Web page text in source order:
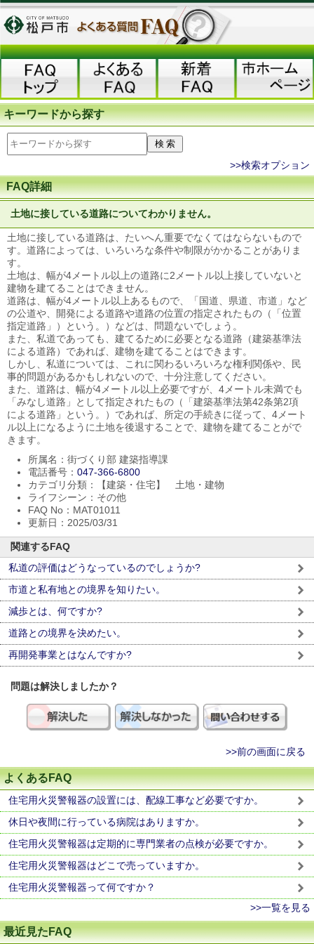
キーワードから探す
>>検索オプション
FAQ詳細
土地に接している道路についてわかりません。
土地に接している道路は、たいへん重要でなくてはならないもので
す。道路によっては、いろいろな条件や制限がかかることがありま
す。
土地は、幅が4メートル以上の道路に2メートル以上接していないと
建物を建てることはできません。
道路は、幅が4メートル以上あるもので、「国道、県道、市道」など
の公道や、開発による道路や道路の位置の指定されたもの（「位置
指定道路」）という。）などは、問題ないでしょう。
また、私道であっても、建てるために必要となる道路（建築基準法
による道路）であれば、建物を建てることはできます。
しかし、私道については、これに関わるいろいろな権利関係や、民
事的問題があるかもしれないので、十分注意してください。
また、道路は、幅が4メートル以上必要ですが、4メートル未満でも
「みなし道路」として指定されたもの（「建築基準法第42条第2項
による道路」という。）であれば、所定の手続きに従って、4メート
ル以上になるように土地を後退することで、建物を建てることがで
きます。
所属名：街づくり部 建築指導課
電話番号： 047-366-6800
カテゴリ分類：【建築・住宅】 土地・建物
ライフシーン：その他
FAQ No：MAT01011
更新日：2025/03/31
関連するFAQ
私道の評価はどうなっているのでしょうか?
市道と私有地との境界を知りたい。
減歩とは、何ですか?
道路との境界を決めたい。
再開発事業とはなんですか?
問題は解決しましたか？
>>前の画面に戻る
よくあるFAQ
住宅用火災警報器の設置には、配線工事など必要ですか。
休日や夜間に行っている病院はありますか。
住宅用火災警報器は定期的に専門業者の点検が必要ですか。
住宅用火災警報器はどこで売っていますか。
住宅用火災警報器って何ですか？
>>一覧を見る
最近見たFAQ